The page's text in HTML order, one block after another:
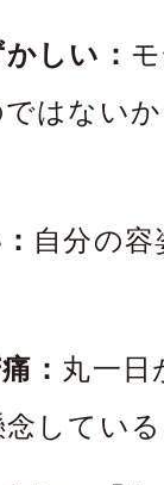
しい：
はない
自分の
： 丸一日
してい